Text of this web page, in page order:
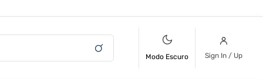
Modo Escuro Sign In / Up